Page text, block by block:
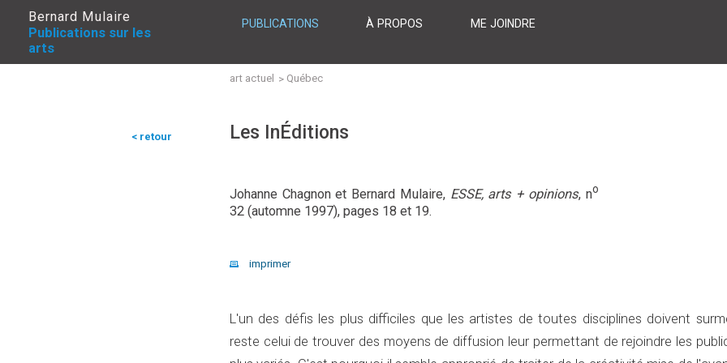
Bernard Mulaire
Publications sur les
arts
PUBLICATIONS À PROPOS ME JOINDRE
< retour
art actuel Québec
Les InÉditions
Johanne Chagnon et Bernard Mulaire, ESSE, arts + opinions, no
32 (automne 1997), pages 18 et 19.
imprimer
L'un des défis les plus difficiles que les artistes de toutes disciplines doivent
reste celui de trouver des moyens de diffusion leur permettant de rejoindre les